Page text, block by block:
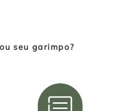
seu garimpo?